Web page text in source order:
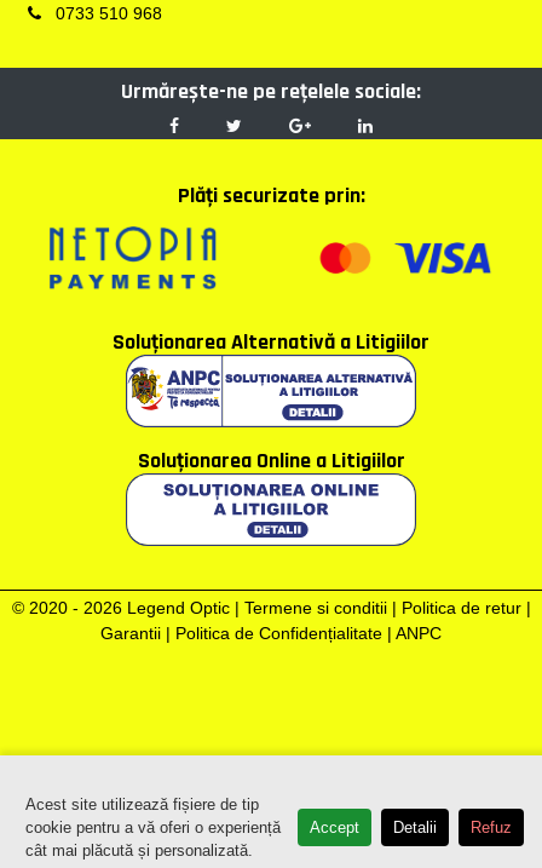
0733 510 968
Urmărește-ne pe reţelele sociale:
Plăţi securizate prin:
Soluţionarea Alternativă a Litigiilor
Soluţionarea Online a Litigiilor
© 2020 - 2026 Legend Optic | Termene si conditii| Politica de retur|
Garantii | Politica de Confidențialitate | ANPC
Acest site utilizează fișiere de tip
cookie pentru a vă oferi o experiență
cât mai plăcută și personalizată.
Accept Detalii Refuz